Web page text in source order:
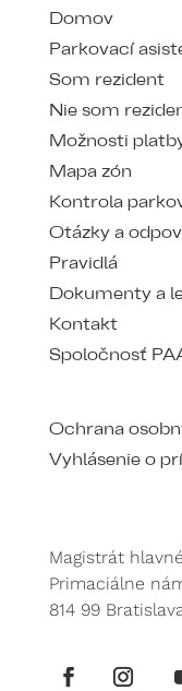
Domov
Parkovací
Som rezident
Nie som
Možnosti
Mapa zón
Kontrola
Otázky a
Pravidlá
Dokumenty a
Kontakt
Spoločnosť
Ochrana
Vyhlásenie o
Magistrát
Primaciálne
814 99